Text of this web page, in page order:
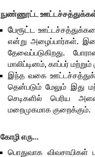
நுண்ணூட்ட
பேரூட்ட
என்று அழைப்பார்கள்.
தேவைப்படுகிறது.
மாலிப்டினம், காப்பர்
இந்த வகை
தென்படும் மேலும் இது
செடிகளில் பெரிய
மறைமுகமாக குறைக்கும்.
கோழி எரு...
பொதுவாக விவசாயிகள்